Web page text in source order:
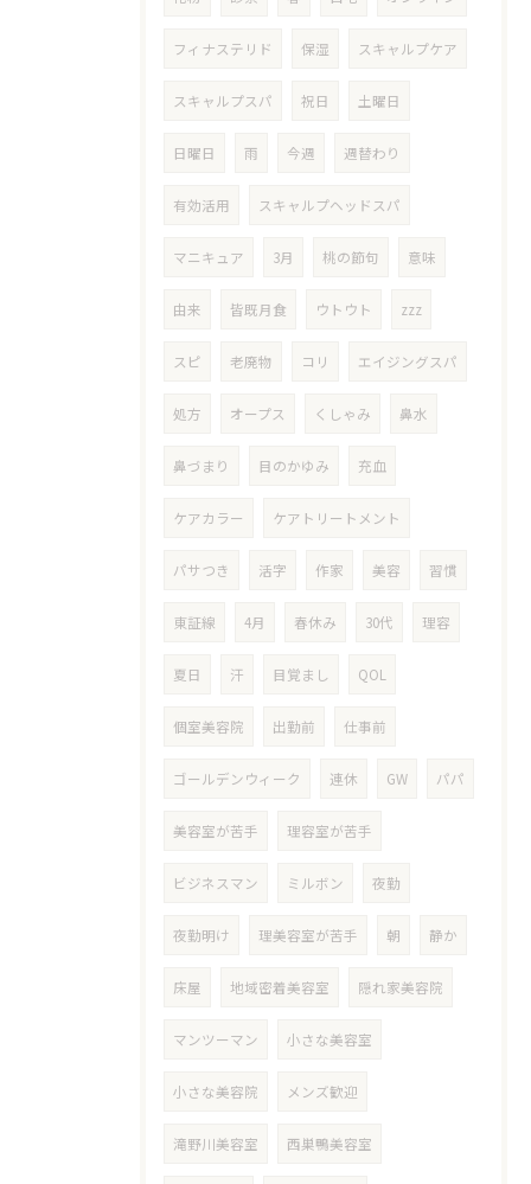
フィナステリド 保湿 スキャルプケア
スキャルプスパ 祝日 土曜日
日曜日 雨 今週 週替わり
有効活用 スキャルプヘッドスパ
マニキュア 3月 桃の節句 意味
由来 皆既月食 ウトウト zzz
スピ 老廃物 コリ エイジングスパ
処方 オープス くしゃみ 鼻水
鼻づまり 目のかゆみ 充血
ケアカラー ケアトリートメント
パサつき 活字 作家 美容 習慣
東証線 4月 春休み 30代 理容
夏日 汗 目覚まし QOL
個室美容院 出勤前 仕事前
ゴールデンウィーク 連休 GW パパ
美容室が苦手 理容室が苦手
ビジネスマン ミルボン 夜勤
夜勤明け 理美容室が苦手 朝 静か
床屋 地域密着美容室 隠れ家美容院
マンツーマン 小さな美容室
小さな美容院 メンズ歓迎
滝野川美容室 西巣鴨美容室